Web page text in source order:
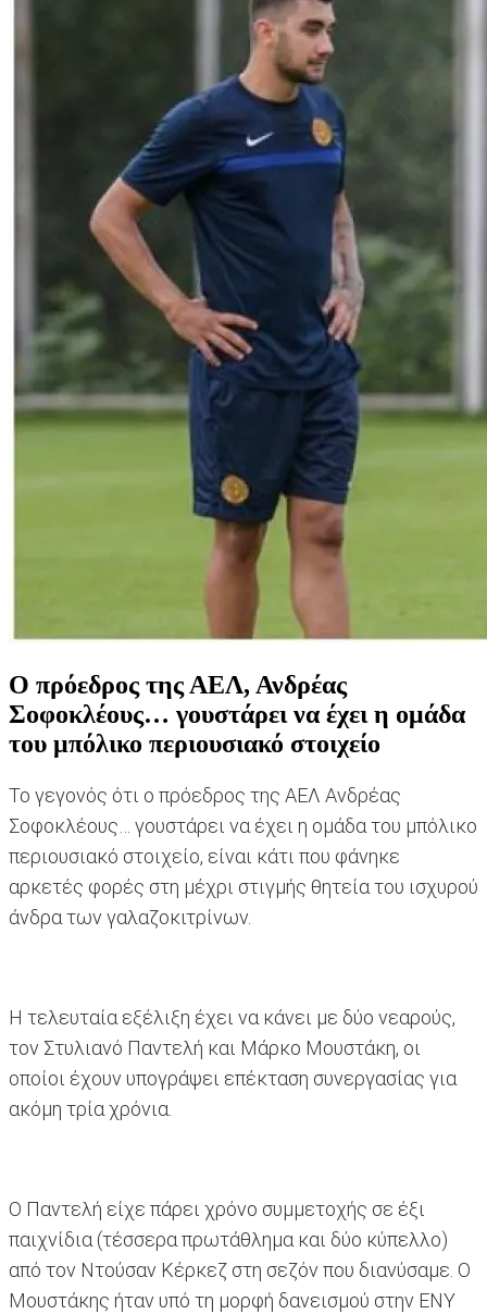
O πρόεδρος της ΑΕΛ, Ανδρέας
Σοφοκλέους… γουστάρει να έχει η ομάδα
του μπόλικο περιουσιακό στοιχείο
Το γεγονός ότι ο πρόεδρος της ΑΕΛ Ανδρέας
Σοφοκλέους… γουστάρει να έχει η ομάδα του μπόλικο
περιουσιακό στοιχείο, είναι κάτι που φάνηκε
αρκετές φορές στη μέχρι στιγμής θητεία του ισχυρού
άνδρα των γαλαζοκιτρίνων.
Η τελευταία εξέλιξη έχει να κάνει με δύο νεαρούς,
τον Στυλιανό Παντελή και Μάρκο Μουστάκη, οι
οποίοι έχουν υπογράψει επέκταση συνεργασίας για
ακόμη τρία χρόνια.
Ο Παντελή είχε πάρει χρόνο συμμετοχής σε έξι
παιχνίδια (τέσσερα πρωτάθλημα και δύο κύπελλο)
από τον Ντούσαν Κέρκεζ στη σεζόν που διανύσαμε. Ο
Μουστάκης ήταν υπό τη μορφή δανεισμού στην ΕΝΥ